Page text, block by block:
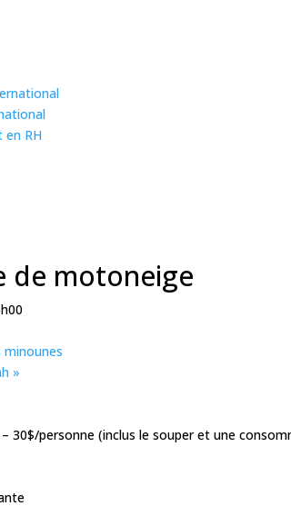
en RH
de motoneige
»
30$/personne (inclus le souper et une